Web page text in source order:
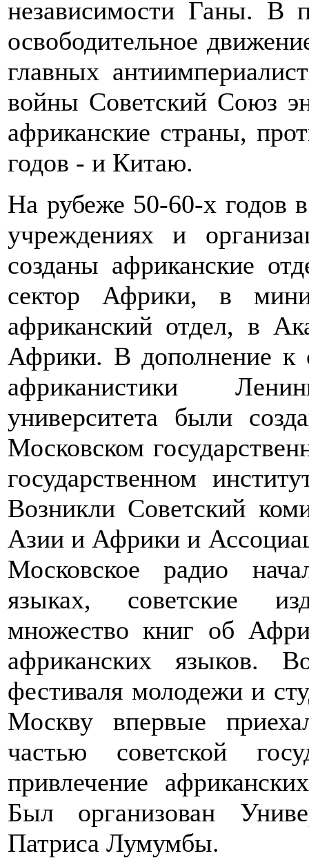
независимости Ганы. В
освободительное
главных
войны Советский Союз
африканские страны,
годов - и Китаю.
На рубеже 50-60-х годов
учреждениях и
созданы африканские
сектор Африки, в
африканский отдел, в
Африки. В дополнение к
африканистики
университета были
Московском
государственном
Возникли Советский
Азии и Африки и
Московское радио
языках, советские
множество книг об
африканских языков.
фестиваля молодежи и
Москву впервые
частью советской
привлечение
Был организован
Патриса Лумумбы.